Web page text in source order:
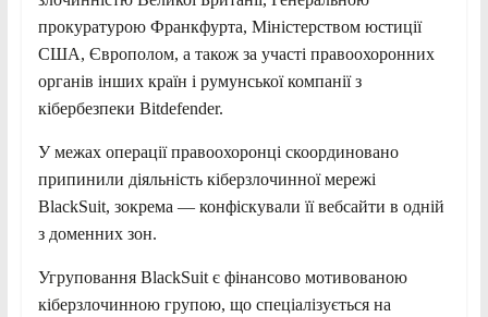
прокуратурою Франкфурта, Міністерством юстиції
США, Європолом, а також за участі правоохоронних
органів інших країн і румунської компанії з
кібербезпеки Bitdefender.
У межах операції правоохоронці скоординовано
припинили діяльність кіберзлочинної мережі
BlackSuit, зокрема — конфіскували її вебсайти в одній
з доменних зон.
Угруповання BlackSuit є фінансово мотивованою
кіберзлочинною групою, що спеціалізується на